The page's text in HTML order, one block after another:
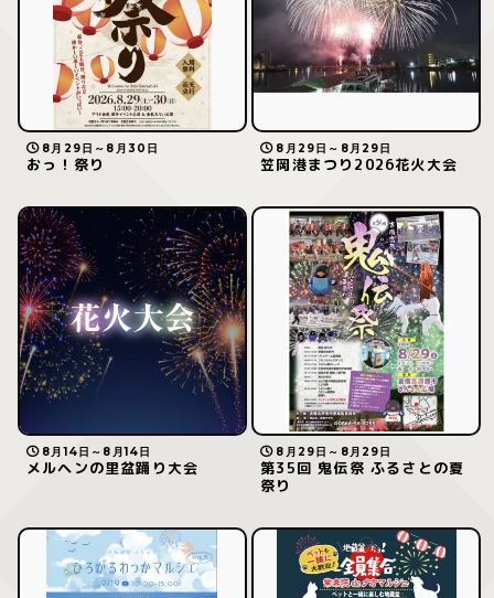
8月29日～8月30日
おっ！祭り
8月29日～8月29日
笠岡港まつり2026花火大会
8月14日～8月14日
メルヘンの里盆踊り大会
8月29日～8月29日
第35回 鬼伝祭 ふるさとの夏
祭り